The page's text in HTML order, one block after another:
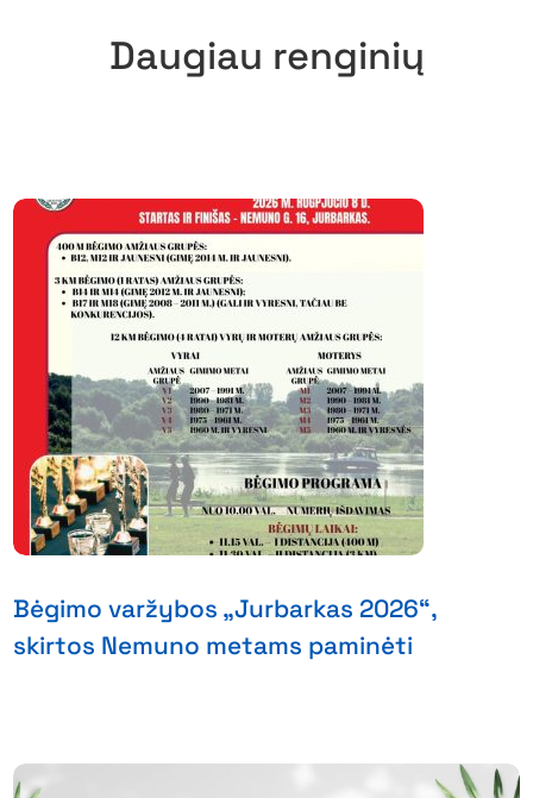
Daugiau renginių
Bėgimo varžybos „Jurbarkas 2026“,
skirtos Nemuno metams paminėti